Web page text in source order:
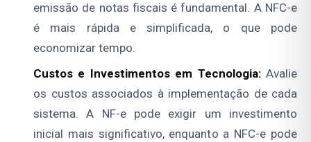
emissão de notas fiscais é fundamental. A NFC-e
é mais rápida e simplificada, o que pode
economizar tempo.
Custos e Investimentos em Tecnologia:Avalie
os custos associados à implementação de cada
sistema. A NF-e pode exigir um investimento
inicial mais significativo, enquanto a NFC-e pode